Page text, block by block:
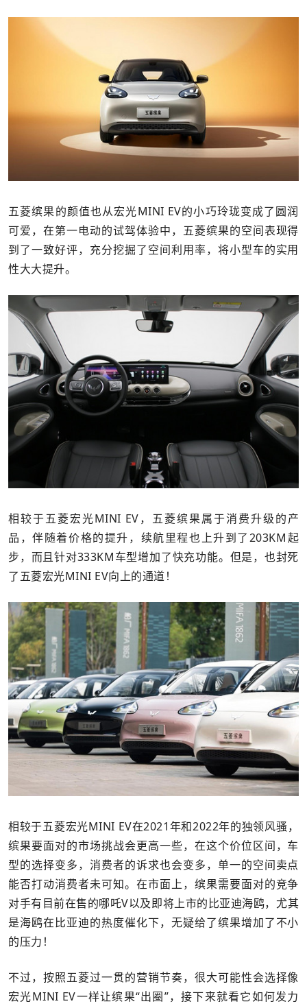
五菱缤果的颜值也从宏光MINI EV的小巧玲珑变成了圆润
可爱，在第一电动的试驾体验中，五菱缤果的空间表现得
到了一致好评，充分挖掘了空间利用率，将小型车的实用
性大大提升。
相较于五菱宏光MINI EV，五菱缤果属于消费升级的产
品，伴随着价格的提升，续航里程也上升到了203KM起
步，而且针对333KM车型增加了快充功能。但是，也封死
了五菱宏光MINI EV向上的通道！
相较于五菱宏光MINI EV在2021年和2022年的独领风骚，
缤果要面对的市场挑战会更高一些，在这个价位区间，车
型的选择变多，消费者的诉求也会变多，单一的空间卖点
能否打动消费者未可知。在市面上，缤果需要面对的竞争
对手有目前在售的哪吒V以及即将上市的比亚迪海鸥，尤其
是海鸥在比亚迪的热度催化下，无疑给了缤果增加了不小
的压力！
不过，按照五菱过一贯的营销节奏，很大可能性会选择像
宏光MINI EV一样让缤果“出圈”，接下来就看它如何发力